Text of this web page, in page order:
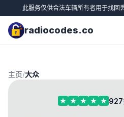
此服务仅供合法车辆所有者用于找回
radiocodes.co
主页/大众
927